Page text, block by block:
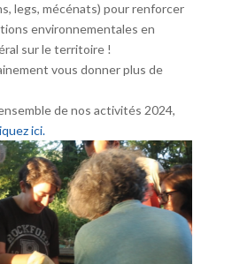
legs, mécénats) pour renforcer
environnementales en
sur le territoire !
vous donner plus de
de nos activités 2024,
ici.